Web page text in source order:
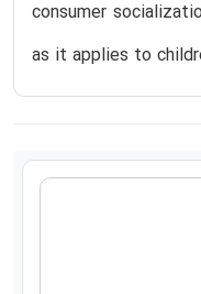
consumer
as it applies to